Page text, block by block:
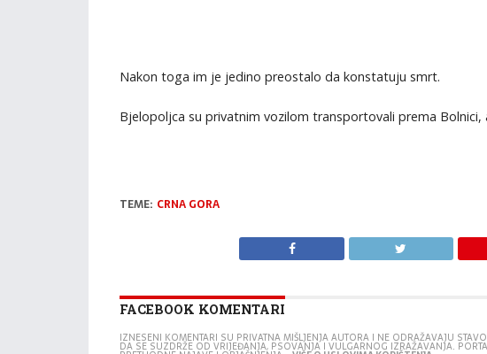
Nakon toga im je jedino preostalo da konstatuju smrt.
Bjelopoljca su privatnim vozilom transportovali prema
TEME: CRNA GORA
FACEBOOK KOMENTARI
IZNESENI KOMENTARI SU PRIVATNA MIŠLJENJA AUTORA I NE ODRAŽAVAJU
DA SE SUZDRŽE OD VRIJEĐANJA, PSOVANJA I VULGARNOG IZRAŽAVANJA.